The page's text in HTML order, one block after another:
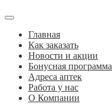
Главная
Как заказать
Новости и акции
Бонусная программа
Адреса аптек
Работа у нас
О Компании